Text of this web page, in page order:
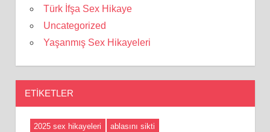
Türk İfşa Sex Hikaye
Uncategorized
Yaşanmış Sex Hikayeleri
ETIKETLER
2025 sex hikayeleri
ablasını sikti